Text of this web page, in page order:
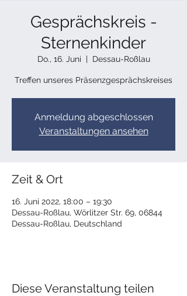
Gesprächskreis -
Sternenkinder
Do., 16. Juni
  |
Dessau-Roßlau
Treffen unseres Präsenzgesprächskreises
Anmeldung abgeschlossen
Veranstaltungen ansehen
Zeit & Ort
16. Juni 2022, 18:00 – 19:30
Dessau-Roßlau, Wörlitzer Str. 69, 06844
Dessau-Roßlau, Deutschland
Diese Veranstaltung teilen